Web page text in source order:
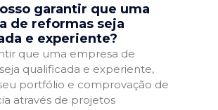
garantir que uma
de reformas seja
e experiente?
que uma empresa de
qualificada e experiente,
portfólio e comprovação de
através de projetos